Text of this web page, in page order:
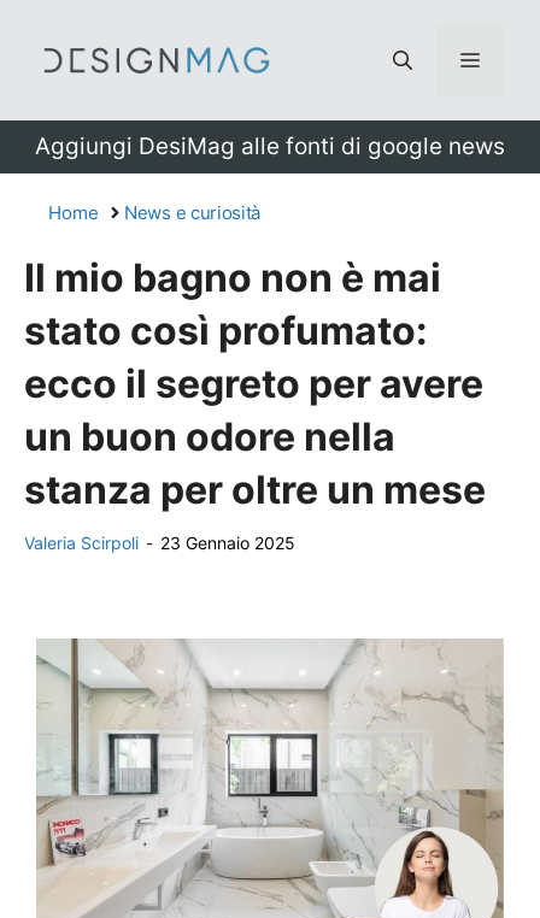
Menu
Aggiungi DesiMag alle fonti di google news
Home News e curiosità
Il mio bagno non è mai
stato così profumato:
ecco il segreto per avere
un buon odore nella
stanza per oltre un mese
Valeria Scirpoli - 23 Gennaio 2025